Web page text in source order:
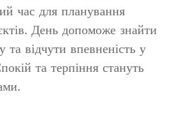
час для планування
День допоможе знайти
та відчути впевненість у
та терпіння стануть